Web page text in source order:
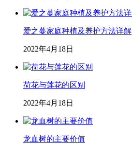
爱之蔓家庭种植及养护方法详解
2022年4月18日
荷花与莲花的区别
2022年4月18日
龙血树的主要价值